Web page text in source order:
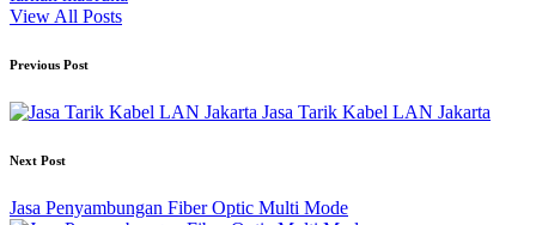
View All Posts
Post
navigation
Previous Post
Jasa Tarik Kabel LAN Jakarta
Next Post
Jasa Penyambungan Fiber Optic Multi Mode